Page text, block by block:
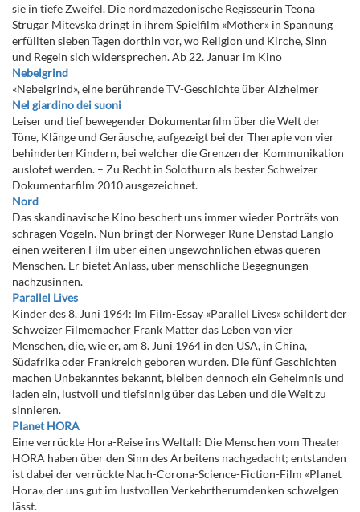
sie in tiefe Zweifel. Die nordmazedonische Regisseurin Teona
Strugar Mitevska dringt in ihrem Spielfilm «Mother» in Spannung
erfüllten sieben Tagen dorthin vor, wo Religion und Kirche, Sinn
und Regeln sich widersprechen. Ab 22. Januar im Kino
Nebelgrind
«Nebelgrind», eine berührende TV-Geschichte über Alzheimer
Nel giardino dei suoni
Leiser und tief bewegender Dokumentarfilm über die Welt der
Töne, Klänge und Geräusche, aufgezeigt bei der Therapie von vier
behinderten Kindern, bei welcher die Grenzen der Kommunikation
auslotet werden. – Zu Recht in Solothurn als bester Schweizer
Dokumentarfilm 2010 ausgezeichnet.
Nord
Das skandinavische Kino beschert uns immer wieder Porträts von
schrägen Vögeln. Nun bringt der Norweger Rune Denstad Langlo
einen weiteren Film über einen ungewöhnlichen etwas queren
Menschen. Er bietet Anlass, über menschliche Begegnungen
nachzusinnen.
Parallel Lives
Kinder des 8. Juni 1964: Im Film-Essay «Parallel Lives» schildert der
Schweizer Filmemacher Frank Matter das Leben von vier
Menschen, die, wie er, am 8. Juni 1964 in den USA, in China,
Südafrika oder Frankreich geboren wurden. Die fünf Geschichten
machen Unbekanntes bekannt, bleiben dennoch ein Geheimnis und
laden ein, lustvoll und tiefsinnig über das Leben und die Welt zu
sinnieren.
Planet HORA
Eine verrückte Hora-Reise ins Weltall: Die Menschen vom Theater
HORA haben über den Sinn des Arbeitens nachgedacht; entstanden
ist dabei der verrückte Nach-Corona-Science-Fiction-Film «Planet
Hora», der uns gut im lustvollen Verkehrtherumdenken schwelgen
lässt.